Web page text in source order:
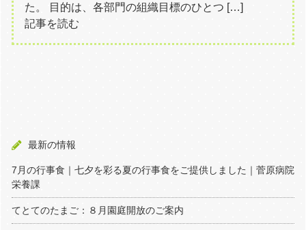
た。 目的は、各部門の組織目標のひとつ […]
記事を読む
最新の情報
7月の行事食｜七夕を彩る夏の行事食をご提供しました｜菅原病院
栄養課
てとてのたまご：８月園庭開放のご案内